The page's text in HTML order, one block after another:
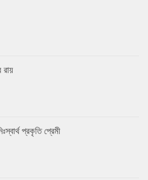
প্রকৃতি প্রেমী